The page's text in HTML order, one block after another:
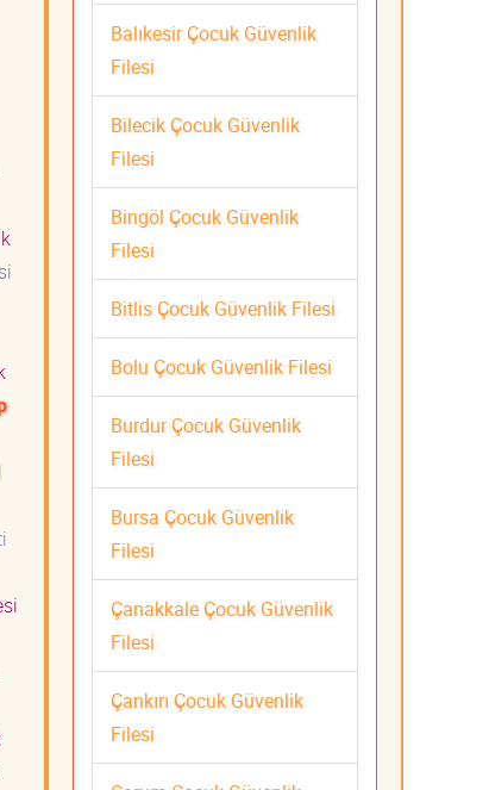
|
Balıkesir Çocuk Güvenlik
Filesi
Bilecik Çocuk Güvenlik
Filesi
Bingöl Çocuk Güvenlik
Filesi
Bitlis Çocuk Güvenlik Filesi
Bolu Çocuk Güvenlik Filesi
Burdur Çocuk Güvenlik
Filesi
Bursa Çocuk Güvenlik
Filesi
Çanakkale Çocuk Güvenlik
Filesi
Çankırı Çocuk Güvenlik
Filesi